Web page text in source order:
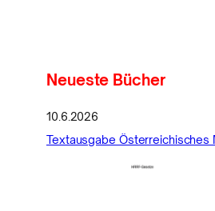
Neueste Bücher
10.6.2026
Textausgabe Österreichisches